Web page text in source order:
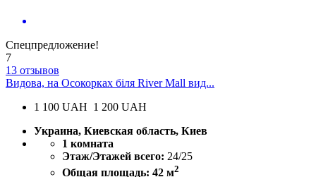
Спецпредложение!
7
13 отзывов
Видова, на Осокорках біля River Mall вид...
1 100 UAH 1 200 UAH
Украина, Киевская область, Киев
1 комната
Этаж/Этажей всего: 24/25
Общая площадь: 42 м2